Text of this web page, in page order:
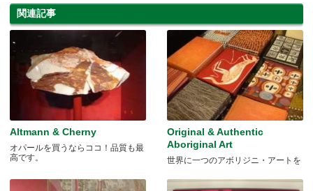
関連記事
Altmann & Cherny
オパールを買うならココ！品質も最
高です。
Original & Authentic
Aboriginal Art
世界に一つのアボリジニ・アートを